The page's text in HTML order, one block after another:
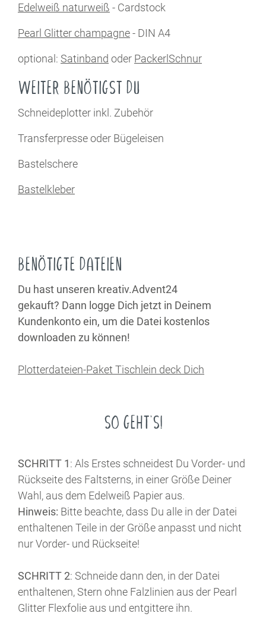
Edelweiß naturweiß - Cardstock
Pearl Glitter champagne- DIN A4
optional: Satinband oder PackerlSchnur
WEITER BENÖTIGST DU
Schneideplotter inkl. Zubehör
Transferpresse oder Bügeleisen
Bastelschere
Bastelkleber
BENÖTIGTE DATEIEN
Du hast unseren kreativ.Advent24
gekauft? Dann logge Dich jetzt in Deinem
Kundenkonto ein, um die Datei kostenlos
downloaden zu können!
Plotterdateien-Paket Tischlein deck Dich
SO GEHT'S!
SCHRITT 1: Als Erstes schneidest Du Vorder- und
Rückseite des Faltsterns, in einer Größe Deiner
Wahl, aus dem Edelweiß Papier aus.
Hinweis: Bitte beachte, dass Du alle in der Datei
enthaltenen Teile in der Größe anpasst und nicht
nur Vorder- und Rückseite!
SCHRITT 2: Schneide dann den, in der Datei
enthaltenen, Stern ohne Falzlinien aus der Pearl
Glitter Flexfolie aus und entgittere ihn.